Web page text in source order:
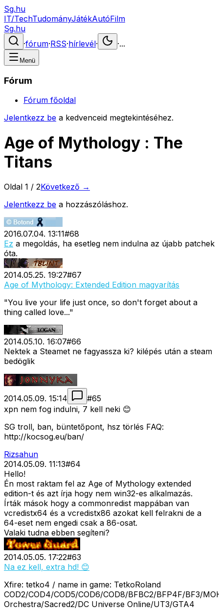
Sg.hu
IT/TechTudományJátékAutóFilm
Sg.hu
·fórum·RSS·hírlevél· ·...
Menü
Fórum
Fórum főoldal
Jelentkezz be a kedvenceid megtekintéséhez.
Age of Mythology : The
Titans
Oldal 1 / 2Következő →
Jelentkezz be a hozzászóláshoz.
2016.07.04. 13:11#68
Ez a megoldás, ha esetleg nem indulna az újabb patchek
óta.
2014.05.25. 19:27#67
Age of Mythology: Extended Edition magyarítás
"You live your life just once, so don't forget about a
thing called love..."
2014.05.10. 16:07#66
Nektek a Steamet ne fagyassza ki? kilépés után a steam
bedöglik
2014.05.09. 15:14 #65
xpn nem fog indulni, 7 kell neki 😊
SG troll, ban, büntetőpont, hsz törlés FAQ:
http://kocsog.eu/ban/
Rizsahun
2014.05.09. 11:13#64
Hello!
Én most raktam fel az Age of Mythology extended
edition-t és azt írja hogy nem win32-es alkalmazás.
Írták mások hogy a commonredist mappában van
vcredistx64 és a vcredistx86 azokat kell felrakni de a
64-eset nem engedi csak a 86-osat.
Valaki tudna ebben segíteni?
2014.05.05. 17:22#63
Na ez kell, extra hd! 😊
Xfire: tetko4 / name in game: TetkoRoland
COD2/COD4/COD5/COD6/COD8/BFBC2/BFP4F/BF3/
Orchestra/Sacred2/DC Universe Online/UT3/GTA4